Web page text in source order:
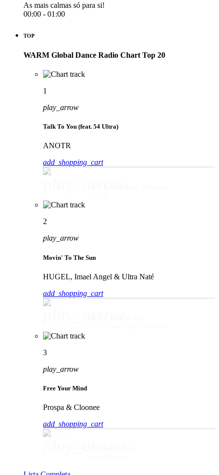
As mais calmas só para si!
00:00 - 01:00
TOP
WARM Global Dance Radio Chart Top 20
1
play_arrow
Talk To You (feat. 54 Ultra)
ANOTR
add_shopping_cart
2
play_arrow
Movin' To The Sun
HUGEL, Imael Angel & Ultra Naté
add_shopping_cart
3
play_arrow
Free Your Mind
Prospa & Cloonee
add_shopping_cart